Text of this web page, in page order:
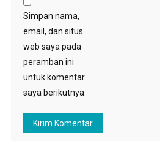
Simpan nama,
email, dan situs
web saya pada
peramban ini
untuk komentar
saya berikutnya.